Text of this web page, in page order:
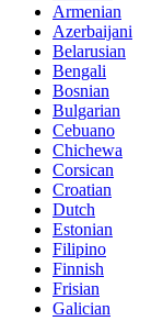
Armenian
Azerbaijani
Belarusian
Bengali
Bosnian
Bulgarian
Cebuano
Chichewa
Corsican
Croatian
Dutch
Estonian
Filipino
Finnish
Frisian
Galician